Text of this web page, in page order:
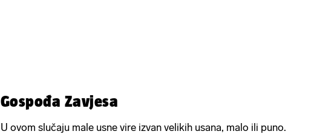
Gospođa Zavjesa
U ovom slučaju male usne vire izvan velikih usana, malo ili puno.